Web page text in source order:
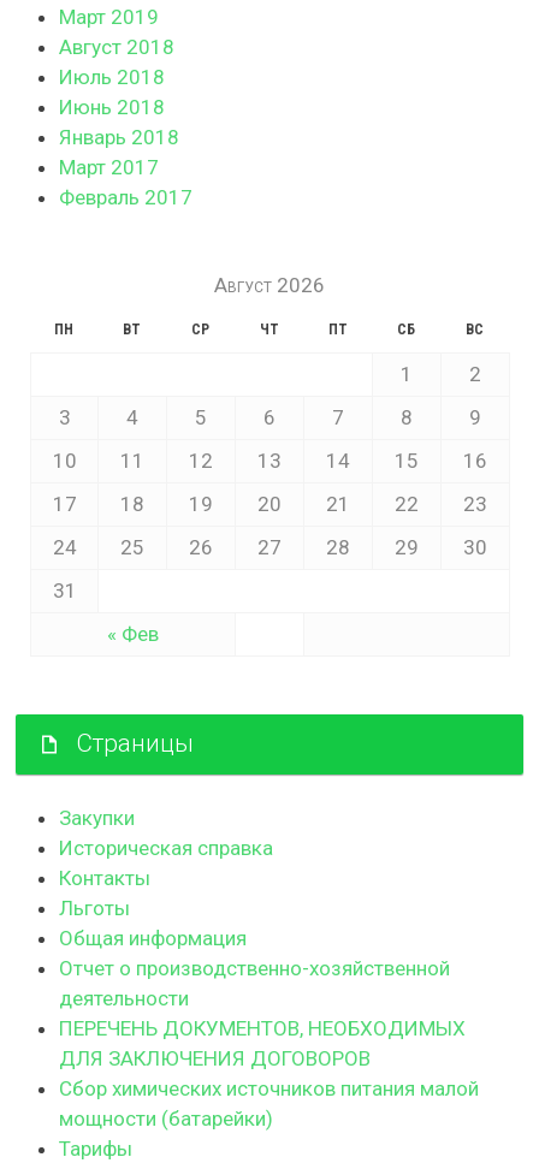
Март 2019
Август 2018
Июль 2018
Июнь 2018
Январь 2018
Март 2017
Февраль 2017
Август 2026
ПН ВТ СР ЧТ ПТ СБ ВС
« Фев
1
2
3
4 5 6 7 8
9
10
11 12 13 14 15
16
17
18 19 20 21 22
23
24
25 26 27 28 29
30
31
Страницы
Закупки
Историческая справка
Контакты
Льготы
Общая информация
Отчет о производственно-хозяйственной
деятельности
ПЕРЕЧЕНЬ ДОКУМЕНТОВ, НЕОБХОДИМЫХ
ДЛЯ ЗАКЛЮЧЕНИЯ ДОГОВОРОВ
Сбор химических источников питания малой
мощности (батарейки)
Тарифы